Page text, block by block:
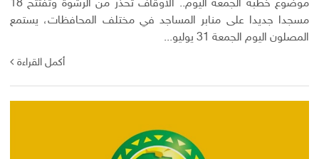
موضوع خطبة الجمعة اليوم.. الأوقاف تحذر من الرشوة وتفتتح 18
مسجدا جديدا على منابر المساجد في مختلف المحافظات، يستمع
المصلون اليوم الجمعة 31 يوليو...
أكمل القراءة